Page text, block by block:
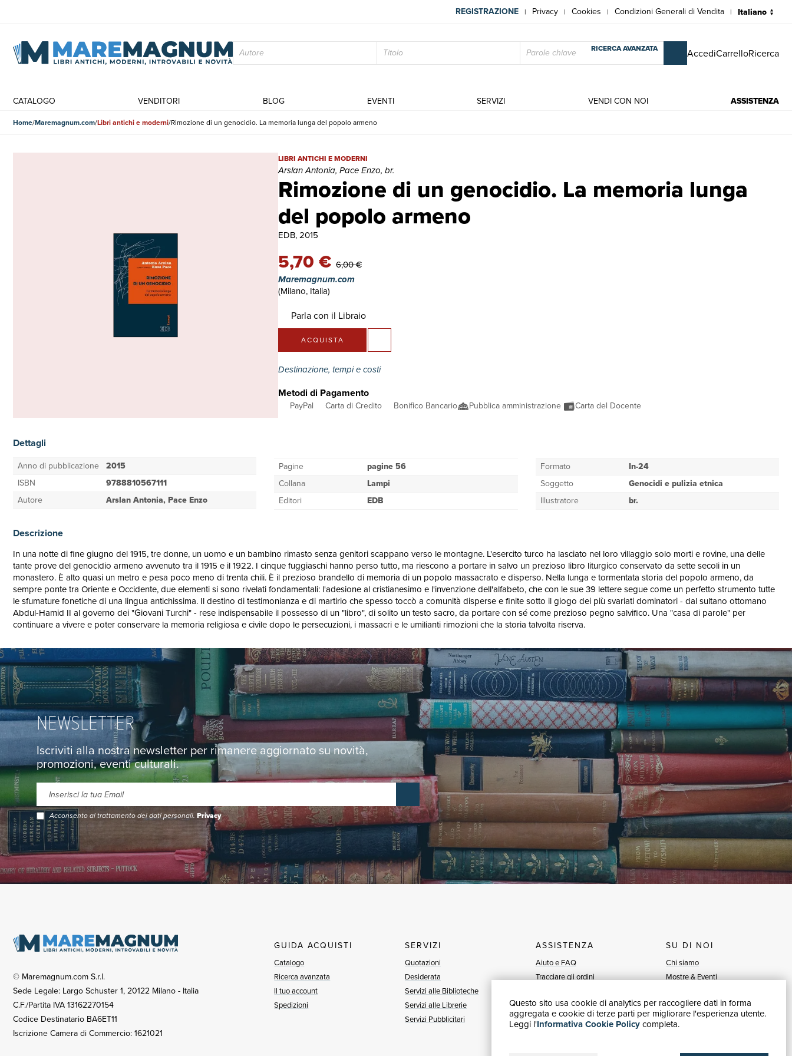
Questo sito usa cookie di analytics per raccogliere dati in forma
aggregata e cookie di terze parti per migliorare l'esperienza utente.
Leggi l'Informativa Cookie Policycompleta.
REGISTRAZIONE | Privacy | Cookies | Condizioni Generali di Vendita |
RICERCA AVANZATA AccediCarrelloRicerca
CATALOGO VENDITORI BLOG EVENTI SERVIZI VENDI CON NOI ASSISTENZA
Home Maremagnum.com Libri antichi e moderni Rimozione di un genocidio. La memoria lunga del popolo armeno
Rimozione di un genocidio. La memoria lunga
del popolo armeno
Rimozione di un genocidio. La memoria lunga del popolo armeno | Libri antichi e moderni | Arslan Antonia, Pace Enzo, br.
LIBRI ANTICHI E MODERNI
Arslan Antonia, Pace Enzo, br.
EDB, 2015
5,70 € 6,00 €
Maremagnum.com
(Milano, Italia)
Parla con il Libraio
ACQUISTA
Destinazione, tempi e costi
Metodi di Pagamento
PayPal Carta di Credito Bonifico Bancario Pubblica amministrazione Carta del Docente
Dettagli
Anno di pubblicazione 2015
ISBN
9788810567111
Autore
Arslan Antonia, Pace Enzo
Pagine
pagine 56
Collana
Lampi
Editori
EDB
Formato
In-24
Soggetto
Genocidi e pulizia etnica
Illustratore
br.
Descrizione
In una notte di fine giugno del 1915, tre donne, un uomo e un bambino rimasto senza genitori scappano verso le montagne. L'esercito turco ha lasciato nel loro villaggio solo morti e rovine, una delle
tante prove del genocidio armeno avvenuto tra il 1915 e il 1922. I cinque fuggiaschi hanno perso tutto, ma riescono a portare in salvo un prezioso libro liturgico conservato da sette secoli in un
monastero. È alto quasi un metro e pesa poco meno di trenta chili. È il prezioso brandello di memoria di un popolo massacrato e disperso. Nella lunga e tormentata storia del popolo armeno, da
sempre ponte tra Oriente e Occidente, due elementi si sono rivelati fondamentali: l'adesione al cristianesimo e l'invenzione dell'alfabeto, che con le sue 39 lettere segue come un perfetto strumento tutte
le sfumature fonetiche di una lingua antichissima. Il destino di testimonianza e di martirio che spesso toccò a comunità disperse e finite sotto il giogo dei più svariati dominatori - dal sultano ottomano
Abdul-Hamid II al governo dei "Giovani Turchi" - rese indispensabile il possesso di un "libro", di solito un testo sacro, da portare con sé come prezioso pegno salvifico. Una "casa di parole" per
continuare a vivere e poter conservare la memoria religiosa e civile dopo le persecuzioni, i massacri e le umilianti rimozioni che la storia talvolta riserva.
NEWSLETTER
Iscriviti alla nostra newsletter per rimanere aggiornato su novità,
promozioni, eventi culturali.
Acconsento al trattamento dei dati personali.Privacy
© Maremagnum.com S.r.l.
Sede Legale: Largo Schuster 1, 20122 Milano - Italia
C.F./Partita IVA 13162270154
Codice Destinatario BA6ET11
Iscrizione Camera di Commercio: 1621021
GUIDA ACQUISTI
Catalogo
Ricerca avanzata
Il tuo account
Spedizioni
SERVIZI
Quotazioni
Desiderata
Servizi alle Biblioteche
Servizi alle Librerie
Servizi Pubblicitari
ASSISTENZA
Aiuto e FAQ
Tracciare gli ordini
Fatturazione
Carta del Docente / 18App
SU DI NOI
Chi siamo
Mostre & Eventi
Blog
Vendi con noi